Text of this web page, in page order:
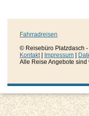
Fahrradreisen
© Reisebüro Platzdasch
Kontakt| Impressum
Alle Reise Angebote